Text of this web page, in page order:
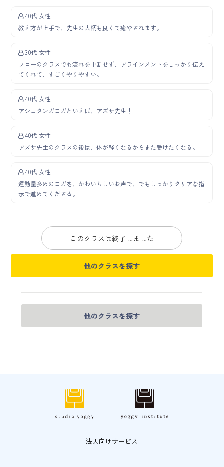
40代 女性
教え方が上手で、先生の人柄も良くて癒やされます。
30代 女性
フローのクラスでも流れを中断せず、アラインメントをしっかり伝え
てくれて、すごくやりやすい。
40代 女性
アシュタンガヨガといえば、アズサ先生！
40代 女性
アズサ先生のクラスの後は、体が軽くなるからまた受けたくなる。
40代 女性
運動量多めのヨガを、かわいらしいお声で、でもしっかりクリアな指
示で進めてくださる。
このクラスは終了しました
他のクラスを探す
他のクラスを探す
法人向けサービス